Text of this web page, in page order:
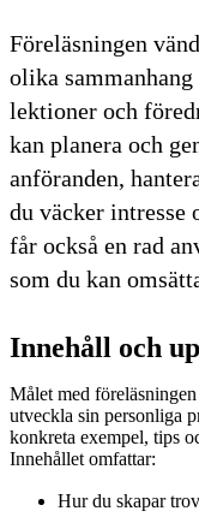
Föreläsningen
olika
lektioner och
kan planera och
anföranden,
du väcker intresse
får också en rad
som du kan
Innehåll och
Målet med
utveckla sin personliga
konkreta exempel, tips
Innehållet omfattar:
Hur du skapar